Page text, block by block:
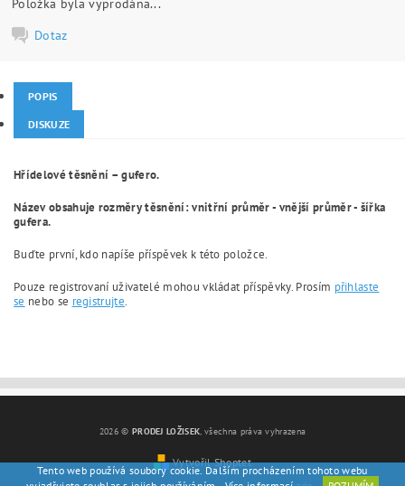
Dotaz
POPIS
DISKUZE
Hřídelové těsnění – gufero.
Název obsahuje rozměry těsnění: vnitřní průměr - vnější průměr - šířka
gufera.
Buďte první, kdo napíše příspěvek k této položce.
Pouze registrovaní uživatelé mohou vkládat příspěvky. Prosím přihlaste
se nebo se registrujte.
2026 © PRODEJ LOŽISEK, všechna práva vyhrazena
Vytvořil Shoptet
Tento web používá soubory cookie. Dalším procházením tohoto webu